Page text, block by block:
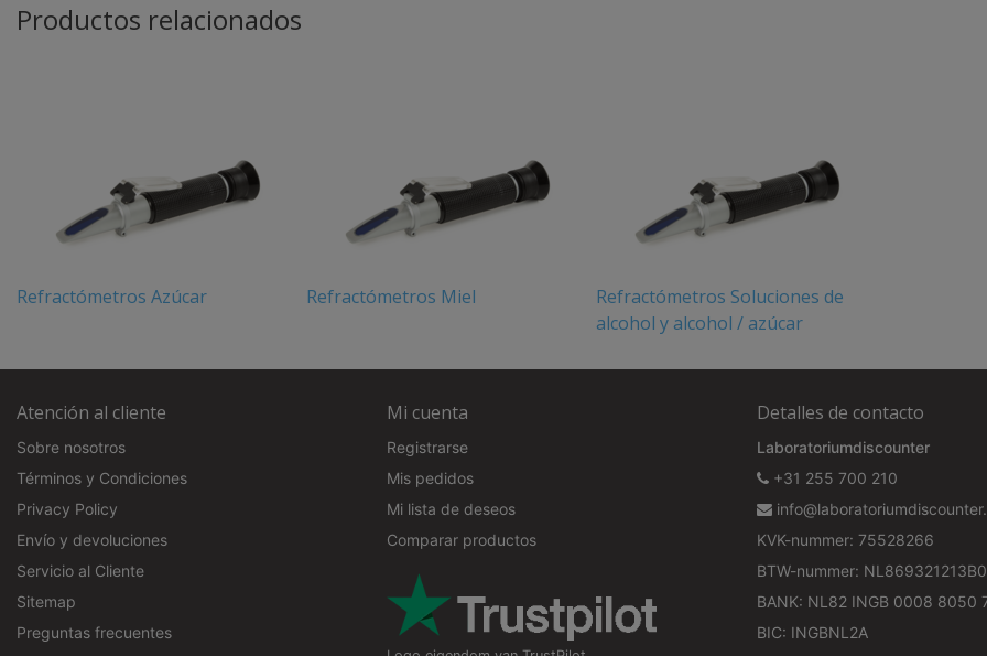
Productos relacionados
Refractómetros Azúcar Refractómetros Miel
Refractómetros Soluciones de
alcohol y alcohol / azúcar
Atención al cliente
Sobre nosotros
Términos y Condiciones
Privacy Policy
Envío y devoluciones
Servicio al Cliente
Sitemap
Preguntas frecuentes
Mi cuenta
Registrarse
Mis pedidos
Mi lista de deseos
Comparar productos
Detalles de contacto
Laboratoriumdiscounter
+31 255 700 210
KVK-nummer: 75528266
BTW-nummer:
BANK: NL82 INGB 0008 8050
BIC: INGBNL2A